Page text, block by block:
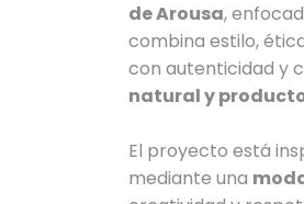
de Arousa,
combina estilo,
con autenticidad y
natural y
El proyecto está
mediante una